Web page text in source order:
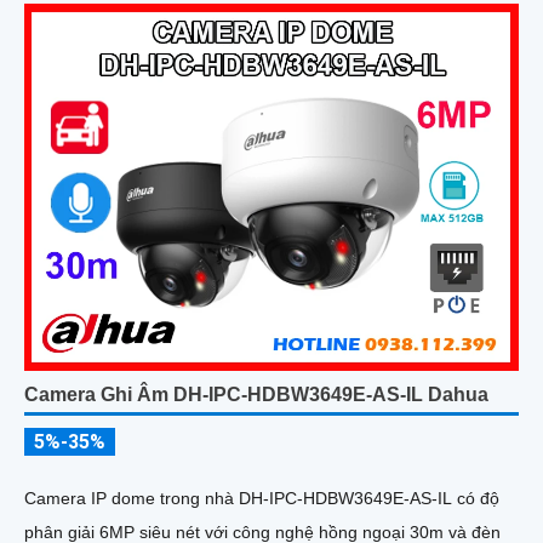
Camera Ghi Âm DH-IPC-HDBW3649E-AS-IL Dahua
5%-35%
Camera IP dome trong nhà DH-IPC-HDBW3649E-AS-IL có độ
phân giải 6MP siêu nét với công nghệ hồng ngoại 30m và đèn